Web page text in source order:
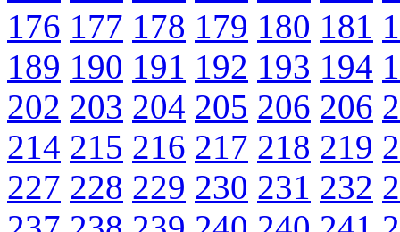
176 177 178 179 180 181
189 190 191 192 193 194
202 203 204 205 206 206
214 215 216 217 218 219
227 228 229 230 231 232